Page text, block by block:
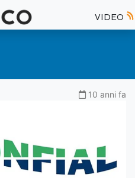
VIDEO
10 anni fa